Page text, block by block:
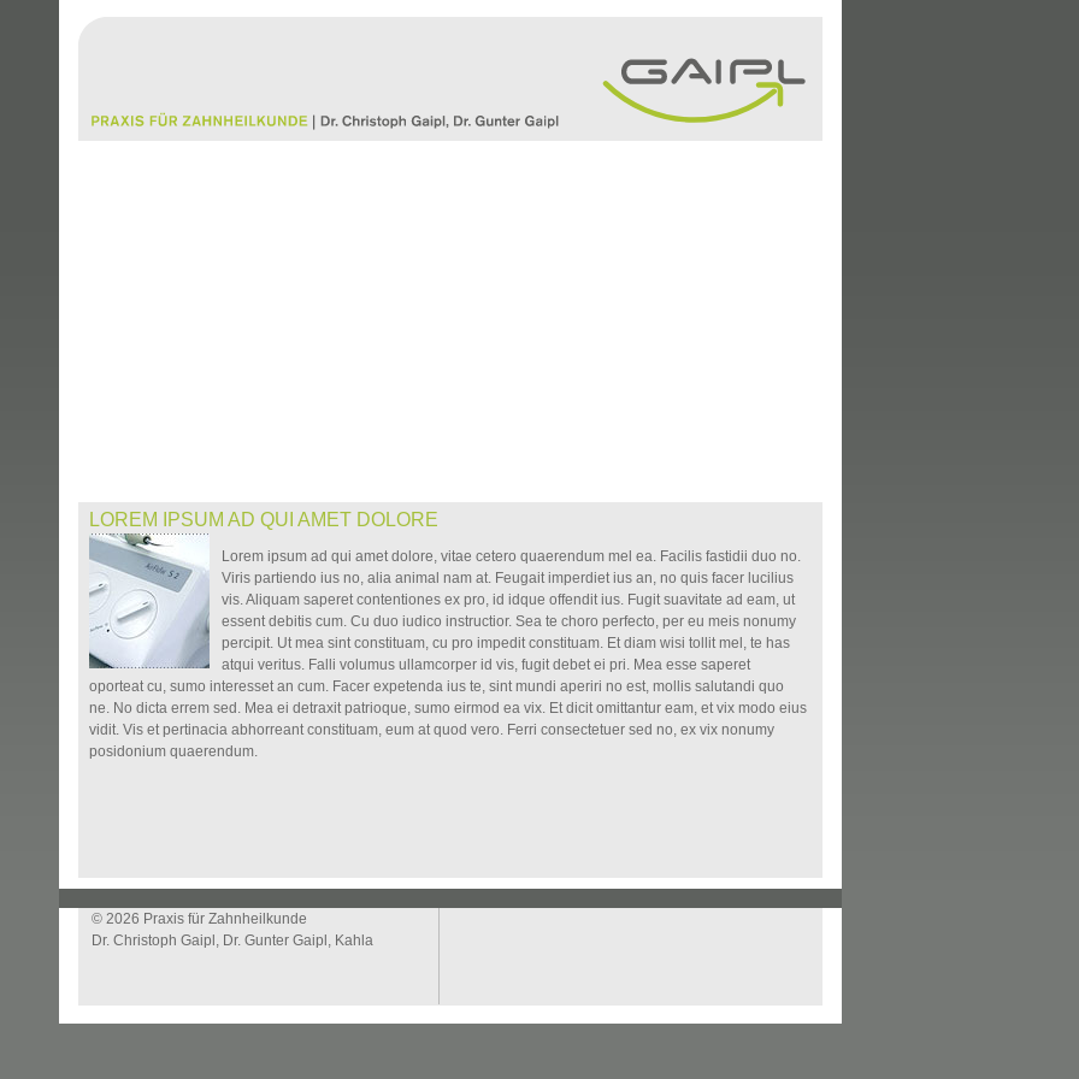
LOREM IPSUM AD QUI AMET DOLORE
Lorem ipsum ad qui amet dolore, vitae cetero quaerendum mel ea. Facilis fastidii duo no.
Viris partiendo ius no, alia animal nam at. Feugait imperdiet ius an, no quis facer lucilius
vis. Aliquam saperet contentiones ex pro, id idque offendit ius. Fugit suavitate ad eam, ut
essent debitis cum. Cu duo iudico instructior. Sea te choro perfecto, per eu meis nonumy
percipit. Ut mea sint constituam, cu pro impedit constituam. Et diam wisi tollit mel, te has
atqui veritus. Falli volumus ullamcorper id vis, fugit debet ei pri. Mea esse saperet
oporteat cu, sumo interesset an cum. Facer expetenda ius te, sint mundi aperiri no est, mollis salutandi quo
ne. No dicta errem sed. Mea ei detraxit patrioque, sumo eirmod ea vix. Et dicit omittantur eam, et vix modo eius
vidit. Vis et pertinacia abhorreant constituam, eum at quod vero. Ferri consectetuer sed no, ex vix nonumy
posidonium quaerendum.
© 2026 Praxis für Zahnheilkunde
Dr. Christoph Gaipl, Dr. Gunter Gaipl, Kahla